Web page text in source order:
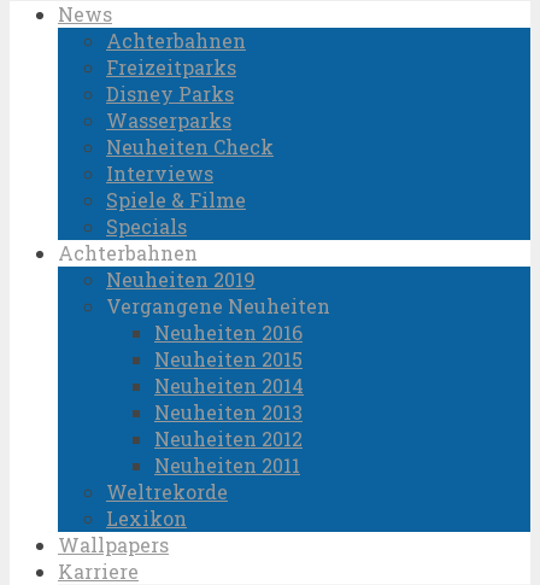
News
Achterbahnen
Freizeitparks
Disney Parks
Wasserparks
Neuheiten Check
Interviews
Spiele & Filme
Specials
Achterbahnen
Neuheiten 2019
Vergangene Neuheiten
Neuheiten 2016
Neuheiten 2015
Neuheiten 2014
Neuheiten 2013
Neuheiten 2012
Neuheiten 2011
Weltrekorde
Lexikon
Wallpapers
Karriere